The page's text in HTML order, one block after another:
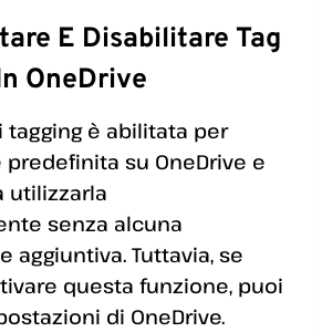
E Disabilitare Tag
OneDrive
tagging è abilitata per
su OneDrive e
utilizzarla
senza alcuna
aggiuntiva. Tuttavia, se
questa funzione, puoi
di OneDrive.